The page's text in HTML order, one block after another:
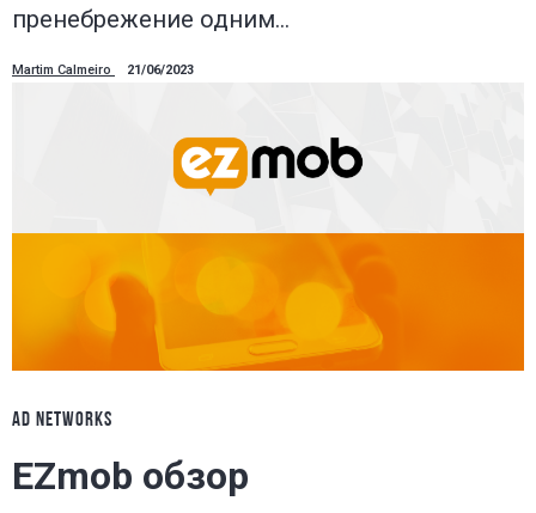
пренебрежение одним…
Martim Calmeiro 21/06/2023
AD NETWORKS
EZmob обзор